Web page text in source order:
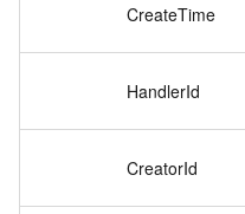
CreateTime
HandlerId
CreatorId